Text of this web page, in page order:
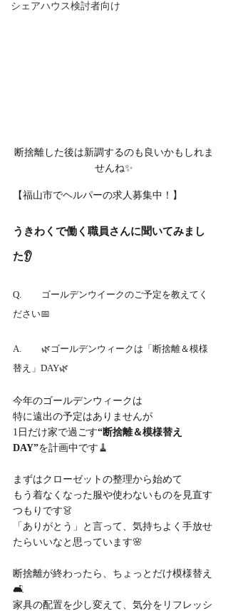
シェアハウス検討者向け
断捨離した後は新調するのも良いかもしれま
せんね✨
【福山市でヘルパーの求人募集中！】
うきわくで働く職員さんに聞いてみまし
た👂
Q.	ゴールデンウイークのご予定を教えてく
ださい📅
A.	🌿ゴールデンウィークは「断捨離＆模様
替え」DAY🌿
今年のゴールデンウィークは
特に遠出の予定はありませんが
1日だけ家で過ごす“断捨離＆模様替え
DAY”を計画中です🧹
まずはクローゼットの整理から始めて
もう着なくなった服や使わないものを見直す
つもりです👗
「ありがとう」と言って、気持ちよく手放せ
たらいいなと思っています🌸
断捨離が終わったら、ちょっとだけ模様替え
🛋️
家具の配置を少し変えて、気分をリフレッシ